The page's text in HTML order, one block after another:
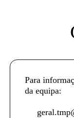
Para
da equipa: